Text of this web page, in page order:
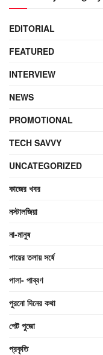
EDITORIAL
FEATURED
INTERVIEW
NEWS
PROMOTIONAL
TECH SAVVY
UNCATEGORIZED
কাজের খবর
নস্টালজিয়া
না-মানুষ
পায়ের তলায় সর্ষে
পালা- পাব্বণ
পুরনো দিনের কথা
পেট পুজো
প্রকৃতি